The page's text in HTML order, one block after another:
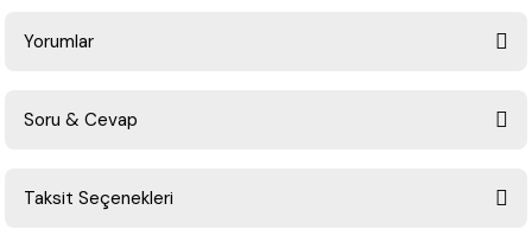
Yorumlar
Soru & Cevap
Taksit Seçenekleri